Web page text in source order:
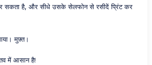
सकता है, और सीधे उसके सेलफोन से रसीदें प्रिंट कर
मुफ़्त।
में आसान है!